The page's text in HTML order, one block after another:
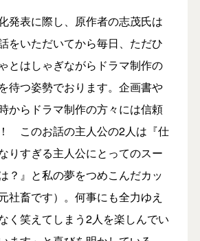
発表に際し、原作者の志茂氏は
をいただいてから毎日、ただひ
とはしゃぎながらドラマ制作の
待つ姿勢でおります。企画書や
からドラマ制作の方々には信頼
このお話の主人公の2人は『仕
りすぎる主人公にとってのスー
？』と私の夢をつめこんだカッ
社畜です）。何事にも全力ゆえ
く笑えてしまう2人を楽しんでい